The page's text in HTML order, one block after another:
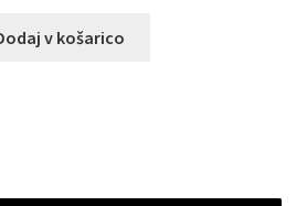
v košarico